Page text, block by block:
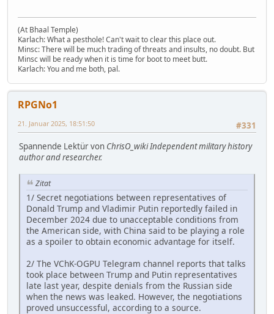
(At Bhaal Temple)
Karlach: What a pesthole! Can't wait to clear this place out.
Minsc: There will be much trading of threats and insults, no doubt. But
Minsc will be ready when it is time for boot to meet butt.
Karlach: You and me both, pal.
RPGNo1
#331
21. Januar 2025, 18:51:50
Spannende Lektür von ChrisO_wiki Independent military history
author and researcher.
Zitat
1/ Secret negotiations between representatives of
Donald Trump and Vladimir Putin reportedly failed in
December 2024 due to unacceptable conditions from
the American side, with China said to be playing a role
as a spoiler to obtain economic advantage for itself.
2/ The VChK-OGPU Telegram channel reports that talks
took place between Trump and Putin representatives
late last year, despite denials from the Russian side
when the news was leaked. However, the negotiations
proved unsuccessful, according to a source.